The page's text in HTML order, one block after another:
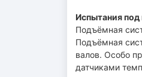
Испытания под
Подъёмная
Подъёмная
валов. Особо
датчиками